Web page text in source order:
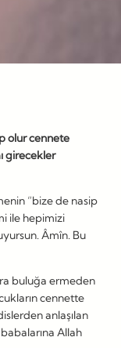
olur cennete
girecekler
“bize de nasip
ile hepimizi
Âmîn. Bu
buluğa ermeden
cennette
anlaşılan
Allah